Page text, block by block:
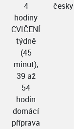
4
hodiny
CVIČENÍ
týdně
(45
minut),
39 až
54
hodin
domácí
příprava
česky